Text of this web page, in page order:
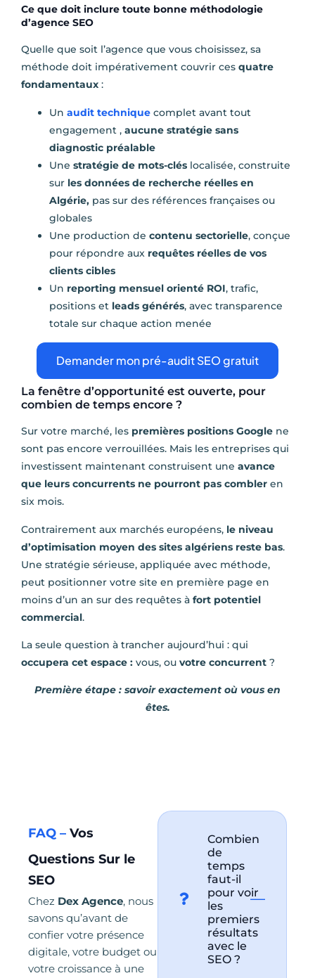
Ce que doit inclure toute bonne méthodologie
d’agence SEO
Quelle que soit l’agence que vous choisissez, sa
méthode doit impérativement couvrir ces quatre
fondamentaux :
Un audit technique complet avant tout
engagement , aucune stratégie sans
diagnostic préalable
Une stratégie de mots-clés localisée, construite
sur les données de recherche réelles en
Algérie, pas sur des références françaises ou
globales
Une production de contenu sectorielle, conçue
pour répondre aux requêtes réelles de vos
clients cibles
Un reporting mensuel orienté ROI, trafic,
positions et leads générés, avec transparence
totale sur chaque action menée
Demander mon pré-audit SEO gratuit
La fenêtre d’opportunité est ouverte, pour
combien de temps encore ?
Sur votre marché, les premières positions Google ne
sont pas encore verrouillées. Mais les entreprises qui
investissent maintenant construisent une avance
que leurs concurrents ne pourront pas combler en
six mois.
Contrairement aux marchés européens, le niveau
d’optimisation moyen des sites algériens reste bas.
Une stratégie sérieuse, appliquée avec méthode,
peut positionner votre site en première page en
moins d’un an sur des requêtes à fort potentiel
commercial.
La seule question à trancher aujourd’hui : qui
occupera cet espace : vous, ou votre concurrent ?
Première étape : savoir exactement où vous en
êtes.
FAQ – Vos
Questions Sur le
SEO
Chez Dex Agence, nous
savons qu’avant de
confier votre présence
digitale, votre budget ou
votre croissance à une
Combien
de
temps
faut-il
pour voir
les
premiers
résultats
avec le
SEO ?